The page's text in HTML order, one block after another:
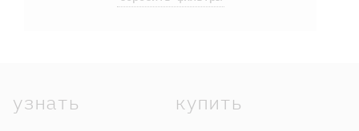
узнать купить